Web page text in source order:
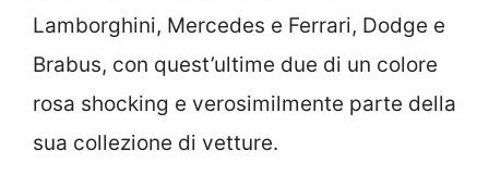
Lamborghini, Mercedes e Ferrari, Dodge e
Brabus, con quest’ultime due di un colore
rosa shocking e verosimilmente parte della
sua collezione di vetture.